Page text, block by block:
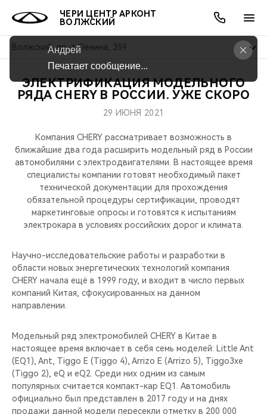
ЧЕРИ ЦЕНТР АРКОНТ
ВОЛЖСКИЙ
Волжский, пр-т Ленина, 359
МОДЕЛИ
КРОССОВЕРЫ
СЕДАНЫ
НОВИНКИ
ПОКУПАТЕЛЯМ
КРЕДИТ И СТРАХОВАНИЕ
ВЛАДЕЛЬЦАМ
ЗАПЧАСТИ И АКСЕССУАРЫ
ПОДДЕРЖКА
МИР CHERY
О БРЕНДЕ
CHERY В СОЦСЕТЯХ
CHERY REMOTE
ВИДЕООБЗОРЫ
CHERY ДЛЯ ДЕТЕЙ
АКЦИИ
ОНЛАЙН СЕРВИСЫ
КРЕДИТ
О КОМПАНИИ
МЫ В СОЦСЕТЯХ
ЭЛЕКТРИФИКАЦИЯ МОДЕЛЬНОГО
РЯДА CHERY В РОССИИ. УЖЕ СКОРО
29 ИЮНЯ 2021
Компания CHERY рассматривает возможность в
ближайшие два года расширить модельный ряд в России
автомобилями с электродвигателями. В настоящее время
специалисты компании готовят необходимый пакет
технической документации для прохождения
обязательной процедуры сертификации, проводят
маркетинговые опросы и готовятся к испытаниям
электрокара в условиях российских дорог и климата.
Научно-исследовательские работы и разработки в
области новых энергетических технологий компания
CHERY начала ещё в 1999 году, и входит в число первых
компаний Китая, сфокусированных на данном
направлении.
Модельный ряд электромобилей CHERY в Китае в
настоящее время включает в себя семь моделей: Little Ant
(EQ1), Ant, Tiggo E (Tiggo 4), Arrizo E (Arrizo 5), Tiggo3xe
(Tiggo 2), eQ и eQ2. Среди них одним из самым
популярных считается компакт-кар EQ1. Автомобиль
официально был представлен в 2017 году и на днях
продажи данной модели пересекли отметку в 200 000
Андрей
Печатает сообщение...